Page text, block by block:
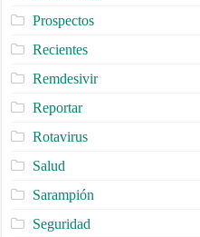
Prospectos
Recientes
Remdesivir
Reportar
Rotavirus
Salud
Sarampión
Seguridad